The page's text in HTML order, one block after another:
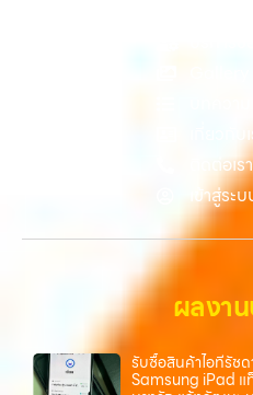
บางแค, วัชรพล, รามอินทรา, บางนา,
วังหิน อย่างเต็มที่ ไม่ว่าคุณจะค้นหาค
โทรศัพท์มือสองกรุงเทพ”, “ขาย iPad ไ
ถึงที่”, หรือ “รับซื้อ Samsung มือสอง
บริการของเรามุ่งตรงให้คุณได้รับราคา
เลือกเราแล้วคุณจะได้บริการที่คุณไว้ว
ความสะดวก นัดรับถึงที่ ตรวจสภาพอย่
ทั้งหมดนี้เพื่อให้การขายอุปกรณ์ของคุณ
และคุ้มค่ากว่า ทำไมต้องเลือกเรา ผู้เ
iPhone, Samsung, ไอแพด แท็บเล็ต
ทันที โดยเน้นบริการในพื้นที่ ลาดพร้าว,
วัชรพล, รามอินทรา, รวมถึง บางนา,
วังหินไม่ว่าคุณจะต้องการ รับซื้อโทร
ซื้อแท็บเล็ต, หรือบริการอื่นๆ เกี่ยวกับสิ
เกี่ยวกับ
ติดต่อเรา
เข้าสู่ระ
ผลงา
รับซื้อสินค้าไอทีรัช
Samsung iPad แ